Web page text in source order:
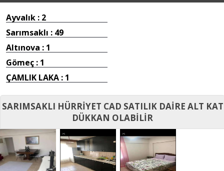
Ayvalık : 2
Sarımsaklı : 49
Altınova : 1
Gömeç : 1
ÇAMLIK LAKA : 1
SARIMSAKLI HÜRRİYET CAD SATILIK DAİRE ALT KAT
DÜKKAN OLABİLİR